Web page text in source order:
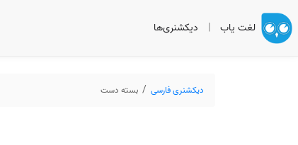
لغت یاب | دیکشنری‌ها
دیکشنری فارسی بسته دست